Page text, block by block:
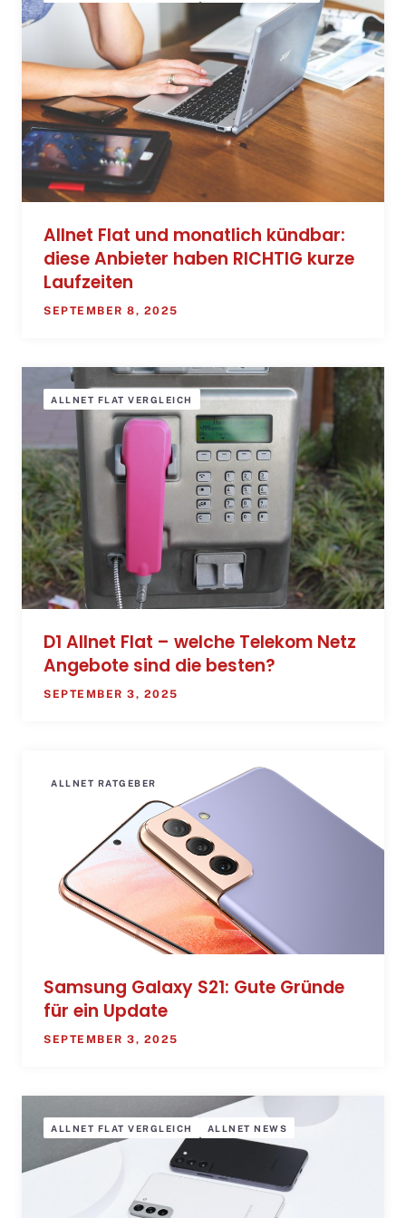
Allnet Flat und monatlich kündbar:
diese Anbieter haben RICHTIG kurze
Laufzeiten
SEPTEMBER 8, 2025
ALLNET FLAT VERGLEICH
D1 Allnet Flat – welche Telekom Netz
Angebote sind die besten?
SEPTEMBER 3, 2025
ALLNET RATGEBER
Samsung Galaxy S21: Gute Gründe
für ein Update
SEPTEMBER 3, 2025
ALLNET FLAT VERGLEICH ALLNET NEWS